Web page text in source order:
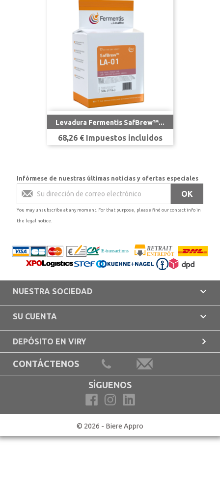
Levadura Fermentis SafBrew™...
Precio
68,26 € Impuestos incluidos
Infórmese de nuestras últimas noticias y ofertas especiales
You may unsubscribe at any moment. For that purpose, please find our contact info in
the legal notice.
NUESTRA SOCIEDAD 
SU CUENTA 
DEPÓSITO EN VIRY 
CONTÁCTENOS
SÍGUENOS
© 2026 - Biere Appro